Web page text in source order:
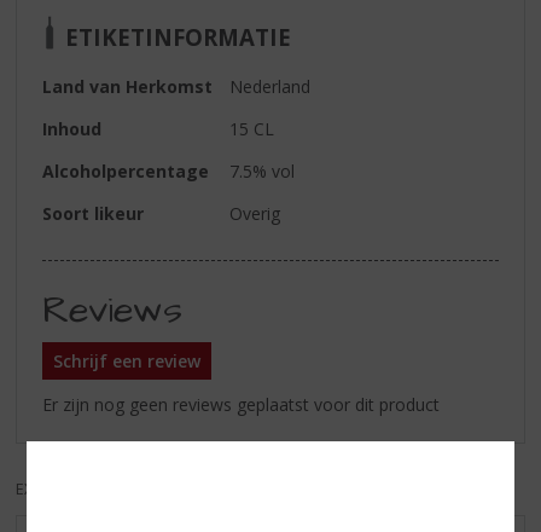
ETIKETINFORMATIE
Land van Herkomst
Nederland
Inhoud
15 CL
Alcoholpercentage
7.5% vol
Soort likeur
Overig
Reviews
Schrijf een review
Er zijn nog geen reviews geplaatst voor dit product
EXCL. BTW